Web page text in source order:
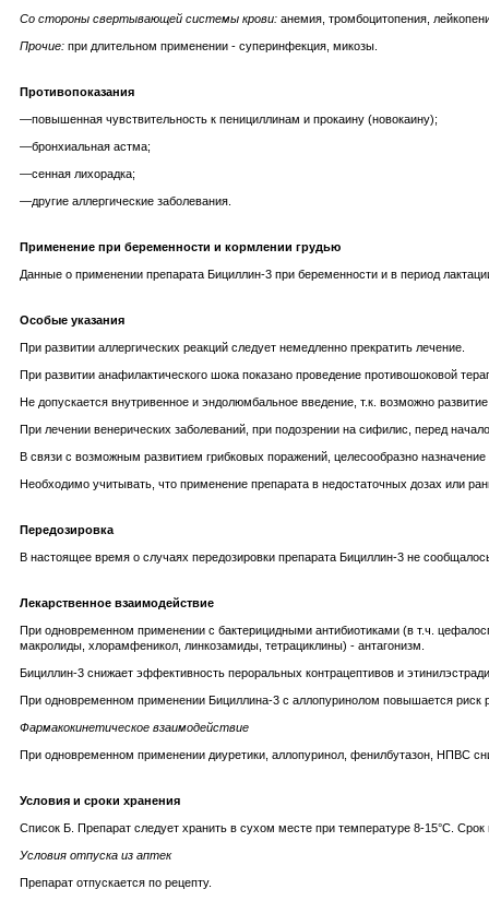
Со стороны свертывающей системы крови: анемия, тромбоцитопения,
Прочие: при длительном применении - суперинфекция, микозы.
Противопоказания
—повышенная чувствительность к пенициллинам и прокаину (новокаину);
—бронхиальная астма;
—сенная лихорадка;
—другие аллергические заболевания.
Применение при беременности и кормлении грудью
Данные о применении препарата Бициллин-3 при беременности и в период
Особые указания
При развитии аллергических реакций следует немедленно прекратить лечение.
При развитии анафилактического шока показано проведение противошоковой
Не допускается внутривенное и эндолюмбальное введение, т.к. возможно
При лечении венерических заболеваний, при подозрении на сифилис, перед
В связи с возможным развитием грибковых поражений, целесообразно
Необходимо учитывать, что применение препарата в недостаточных дозах или
Передозировка
В настоящее время о случаях передозировки препарата Бициллин-3 не
Лекарственное взаимодействие
При одновременном применении с бактерицидными антибиотиками (в т.ч.
макролиды, хлорамфеникол, линкозамиды, тетрациклины) - антагонизм.
Бициллин-3 снижает эффективность пероральных контрацептивов и
При одновременном применении Бициллина-3 с аллопуринолом повышается риск
Фармакокинетическое взаимодействие
При одновременном применении диуретики, аллопуринол, фенилбутазон, НПВС
Условия и сроки хранения
Список Б. Препарат следует хранить в сухом месте при температуре 8-15°С. Срок
Условия отпуска из аптек
Препарат отпускается по рецепту.